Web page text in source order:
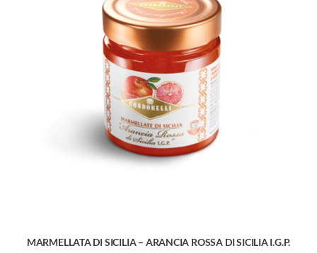
MARMELLATA DI SICILIA – ARANCIA ROSSA DI SICILIA I.G.P.